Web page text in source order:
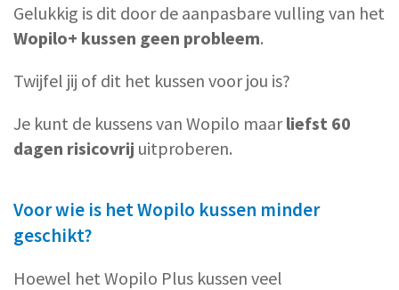
Gelukkig is dit door de aanpasbare vulling van het
Wopilo+ kussen geen probleem.
Twijfel jij of dit het kussen voor jou is?
Je kunt de kussens van Wopilo maarliefst 60
dagen risicovrij uitproberen.
Voor wie is het Wopilo kussen minder
geschikt?
Hoewel het Wopilo Plus kussen veel